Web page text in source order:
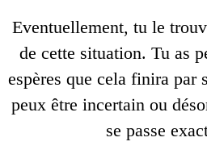
Eventuellement, tu le
de cette situation. Tu as
espères que cela finira par
peux être incertain ou
se passe